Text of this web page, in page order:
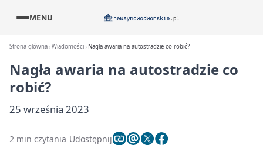
MENU
Strona główna Wiadomości Nagła awaria na autostradzie co robić?
Nagła awaria na autostradzie co
robić?
25 września 2023
2 min czytania Udostępnij